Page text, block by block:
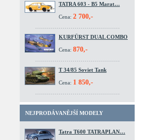
TATRA 603 - B5 Marat…
Cena: 2 700,-
KURFÜRST DUAL COMBO
Cena: 870,-
T 34/85 Soviet Tank
Cena: 1 850,-
NEJPRODÁVANĚJŠÍ MODELY
Tatra T600 TATRAPLAN…